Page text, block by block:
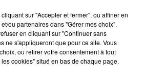
brune sort des robinets
des habitants de Hoerdt ont vu de
leurs robinets. Face aux
sur "Accepter et fermer", ou affiner en
ou partenaires dans "Gérer mes choix".
en cliquant sur "Continuer sans
ne s'appliqueront que pour ce site. Vous
ou retirer votre consentement à tout
cookies" situé en bas de chaque page.